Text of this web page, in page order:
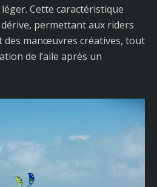
Cette caractéristique
permettant aux riders
des manœuvres créatives, tout
de l’aile après un